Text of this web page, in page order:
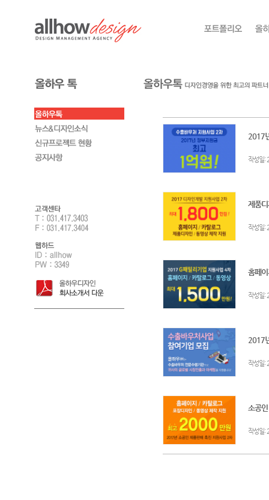
2017
작성일
제품
작성일
홈페
작성일
2017
작성일
소공
작성일